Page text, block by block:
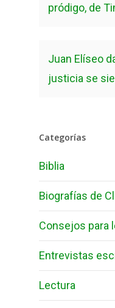
pródigo, de
Juan Elíseo
justicia se
Categorías
Biblia
Biografías de
Consejos para
Entrevistas
Lectura